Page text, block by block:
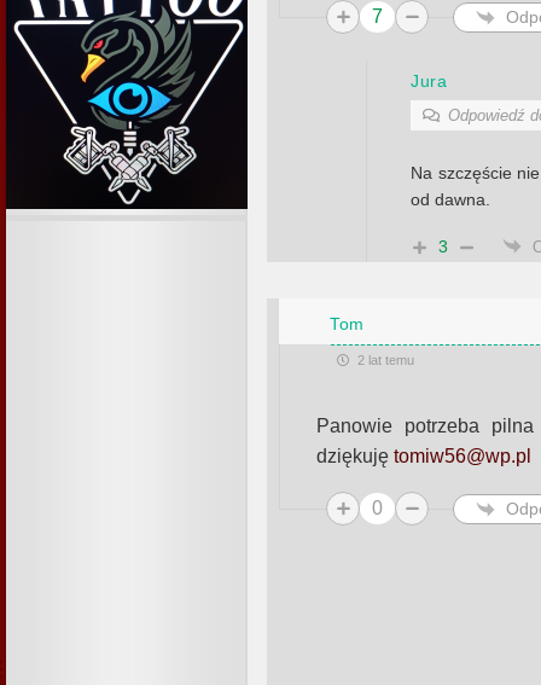
7
Jura
Odpowiedź
Na szczęście
od dawna.
3
Tom
2 lat temu
Panowie potrzeba
dziękuję tomiw56@wp.pl
0